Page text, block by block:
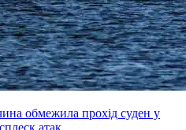
обмежила прохід суден у
атак